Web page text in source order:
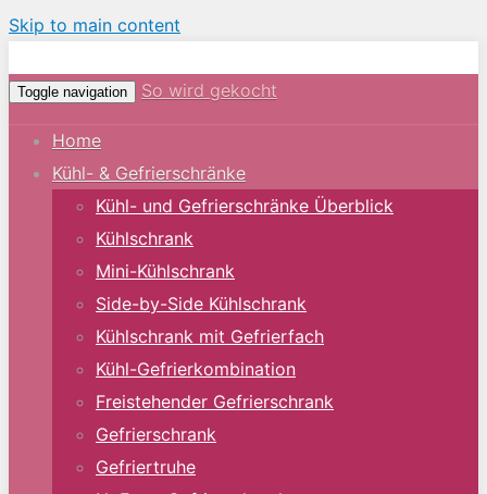
Skip to main content
Toggle navigation So wird gekocht
Home
Kühl- & Gefrierschränke
Kühl- und Gefrierschränke Überblick
Kühlschrank
Mini-Kühlschrank
Side-by-Side Kühlschrank
Kühlschrank mit Gefrierfach
Kühl-Gefrierkombination
Freistehender Gefrierschrank
Gefrierschrank
Gefriertruhe